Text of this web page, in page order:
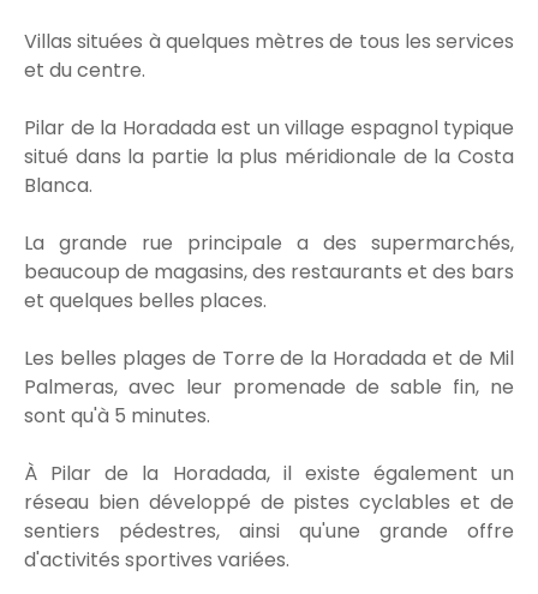
Villas situées à quelques mètres de tous les services
et du centre.
Pilar de la Horadada est un village espagnol typique
situé dans la partie la plus méridionale de la Costa
Blanca.
La grande rue principale a des supermarchés,
beaucoup de magasins, des restaurants et des bars
et quelques belles places.
Les belles plages de Torre de la Horadada et de Mil
Palmeras, avec leur promenade de sable fin, ne
sont qu'à 5 minutes.
À Pilar de la Horadada, il existe également un
réseau bien développé de pistes cyclables et de
sentiers pédestres, ainsi qu'une grande offre
d'activités sportives variées.